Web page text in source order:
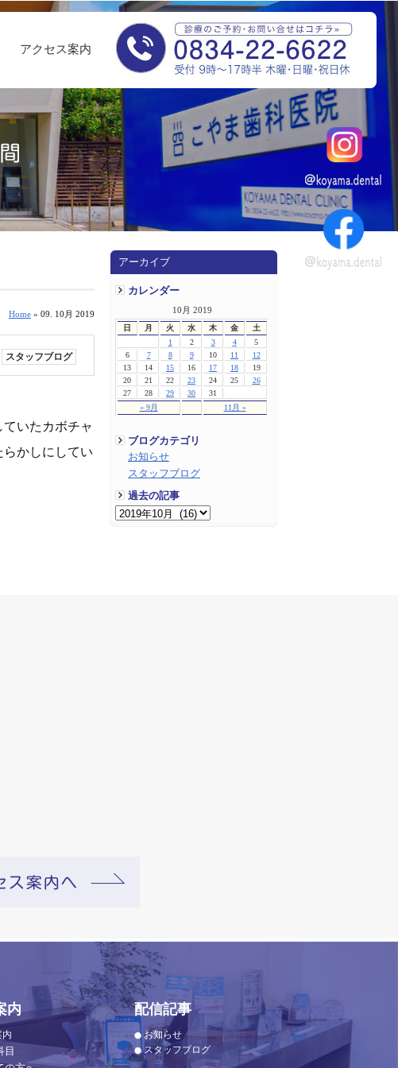
アクセス案内
アーカイブ
カレンダー
10月 2019
日 月 火 水 木 金 土
« 9月 11月 »
1 2 3 4
5
6
7 8 9 10 11
12
13
14 15 16 17 18
19
20
21 22 23 24 25
26
27
28 29 30 31
ブログカテゴリ
お知らせ
スタッフブログ
過去の記事
Home » 09. 10月 2019
スタッフブログ
いたカボチャ
かしにしてい
内
内
目
配信記事
お知らせ
スタッフブログ